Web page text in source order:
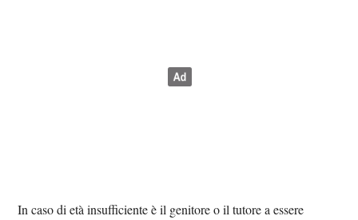
In caso di età insufficiente è il genitore o il tutore a essere